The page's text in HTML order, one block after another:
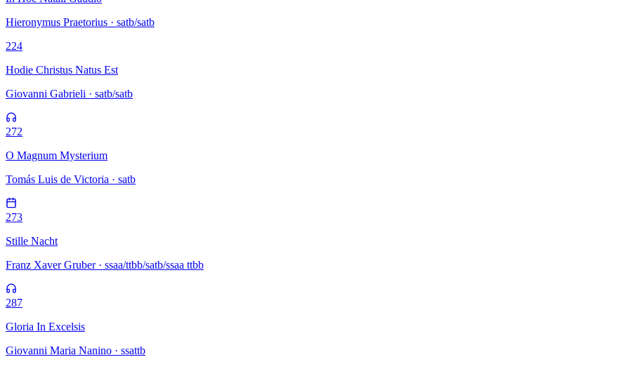
Hieronymus Praetorius · satb/satb
224
Hodie Christus Natus Est
Giovanni Gabrieli · satb/satb
272
O Magnum Mysterium
Tomás Luis de Victoria · satb
273
Stille Nacht
Franz Xaver Gruber · ssaa/ttbb/satb/ssaa ttbb
287
Gloria In Excelsis
Giovanni Maria Nanino · ssattb